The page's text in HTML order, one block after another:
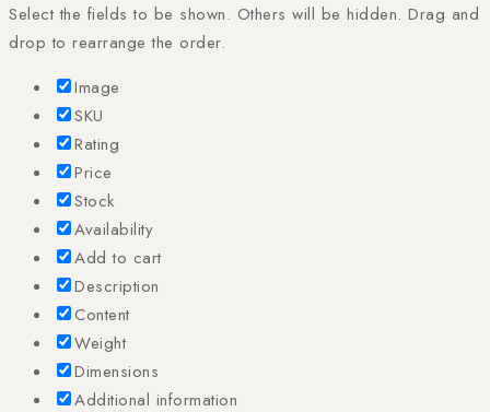
Select the fields to be shown. Others will be hidden. Drag and
drop to rearrange the order.
Image
SKU
Rating
Price
Stock
Availability
Add to cart
Description
Content
Weight
Dimensions
Additional information